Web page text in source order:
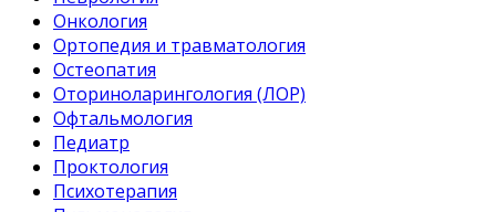
Онкология
Ортопедия и травматология
Остеопатия
Оториноларингология (ЛОР)
Офтальмология
Педиатр
Проктология
Психотерапия